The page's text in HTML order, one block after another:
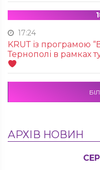
17:24
KRUТ із програмою
Тернополі в рамках
АРХІВ НОВИН